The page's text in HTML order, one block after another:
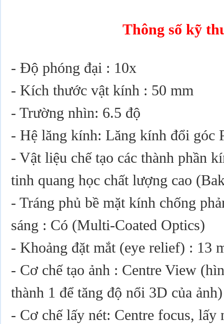
Thông số kỹ
- Độ phóng đại : 10x
- Kích thước vật kính : 50 mm
- Trường nhìn: 6.5 độ
- Hệ lăng kính: Lăng kính đổi góc
- Vật liệu chế tạo các thành phần
tinh quang học chất lượng cao
- Tráng phủ bề mặt kính chống
sáng : Có (Multi-Coated Optics)
- Khoảng đặt mắt (eye relief) : 13
- Cơ chế tạo ảnh : Centre View
thành 1 để tăng độ nổi 3D của ảnh)
- Cơ chế lấy nét: Centre focus, lấy